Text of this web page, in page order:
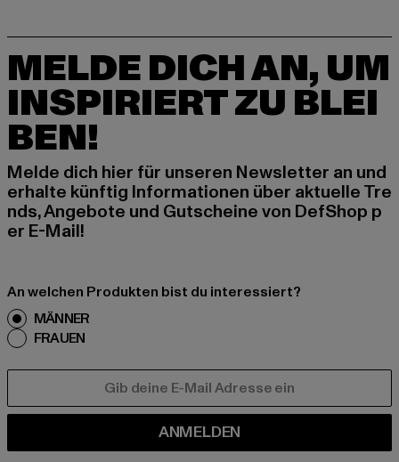
MELDE DICH AN, UM
INSPIRIERT ZU BLEI
BEN!
Melde dich hier für unseren Newsletter an und
erhalte künftig Informationen über aktuelle Tre
nds, Angebote und Gutscheine von DefShop p
er E-Mail!
An welchen Produkten bist du interessiert?
MÄNNER
FRAUEN
ANMELDEN